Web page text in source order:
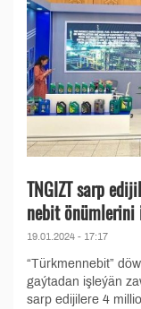
TNGIZT sarp
nebit önümlerini
19.01.2024 - 17:17
“Türkmennebit”
gaýtadan işleýän
sarp edijilere 4